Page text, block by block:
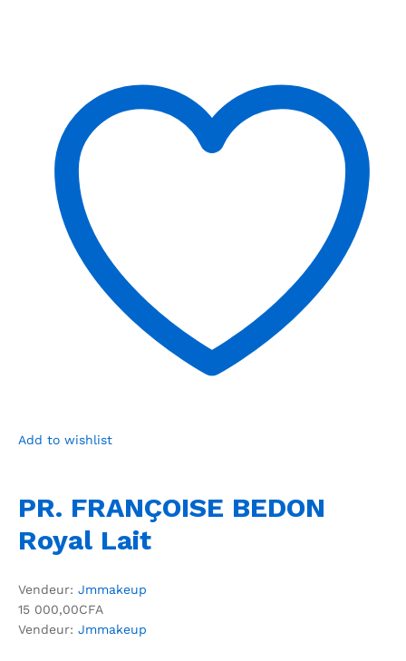
Add to wishlist
PR. FRANÇOISE BEDON
Royal Lait
Vendeur: Jmmakeup
15 000,00CFA
Vendeur: Jmmakeup